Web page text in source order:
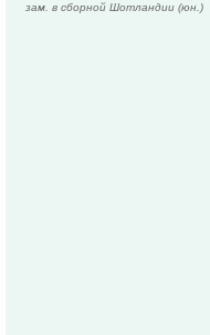
зам. в сборной Шотландии (юн.)